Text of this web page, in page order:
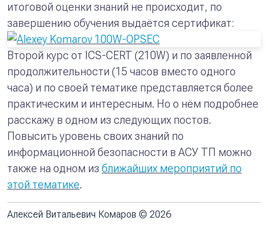
итоговой оценки знаний не происходит, по
завершению обучения выдаётся сертификат:
Второй курс от ICS-CERT (210W) и по заявленной
продолжительности (15 часов вместо одного
часа) и по своей тематике представляется более
практическим и интересным. Но о нём подробнее
расскажу в одном из следующих постов.
Повысить уровень своих знаний по
информационной безопасности в АСУ ТП можно
также на одном из ближайших мероприятий по
этой тематике.
Алексей Витальевич Комаров © 2026